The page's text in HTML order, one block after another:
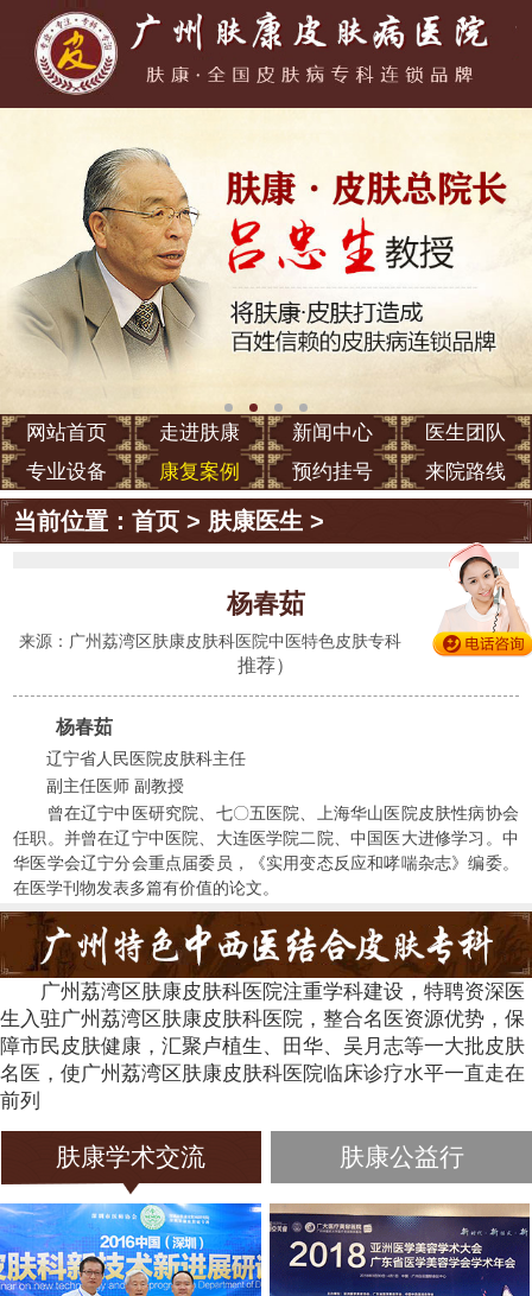
网站首页 走进肤康 新闻中心
医生团队
专业设备
康复案例 预约挂号 来院路线
当前位置：首页 > 肤康医生 >
杨春茹
来源：广州荔湾区肤康皮肤科医院中医特色皮肤专科
(428人
推荐）
杨春茹
辽宁省人民医院皮肤科主任
副主任医师 副教授
曾在辽宁中医研究院、七〇五医院、上海华山医院皮肤性病协会
任职。并曾在辽宁中医院、大连医学院二院、中国医大进修学习。中
华医学会辽宁分会重点届委员，《实用变态反应和哮喘杂志》编委。
在医学刊物发表多篇有价值的论文。
广州荔湾区肤康皮肤科医院注重学科建设，特聘资深医
生入驻广州荔湾区肤康皮肤科医院，整合名医资源优势，保
障市民皮肤健康，汇聚卢植生、田华、吴月志等一大批皮肤
名医，使广州荔湾区肤康皮肤科医院临床诊疗水平一直走在
前列
肤康学术交流 肤康公益行